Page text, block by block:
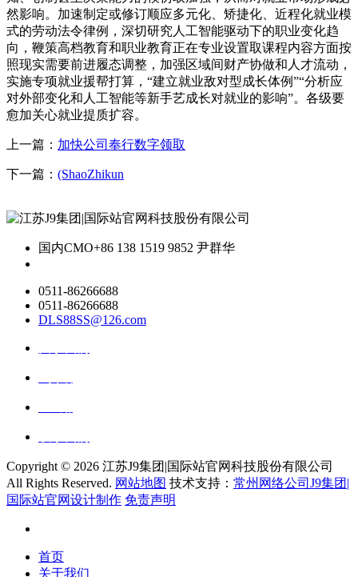
然影响。加速制定或修订顺应多元化、矫捷化、近程化就业模
式的劳动法令律例，深切研究人工智能驱动下的职业变化趋
向，鞭策高档教育和职业教育正在专业设置取课程内容方面按
照现实需要前进履态调整，加强区域间财产协做和人才流动，
实施专项就业援帮打算，“建立就业敌对型成长体例”“分析应
对外部变化和人工智能等新手艺成长对就业的影响”。各级要
愈加关心就业提质扩容。
上一篇： 加快公司奉行数字领取
下一篇： (ShaoZhikun
国内CMO+86 138 1519 9852 尹群华
0511-86266688
0511-86266688
DLS88SS@126.com
Copyright © 2026 江苏J9集团|国际站官网科技股份有限公司
All Rights Reserved. 网站地图 技术支持： 常州网络公司J9集团|
国际站官网设计制作 免责声明
首页
关于我们